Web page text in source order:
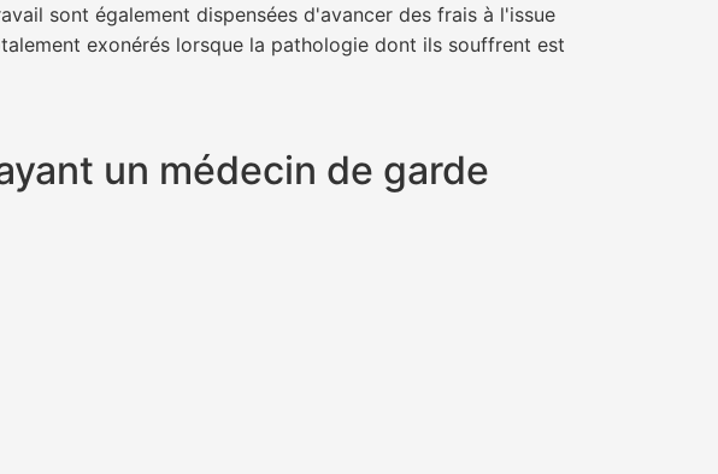
sont également dispensées d'avancer des frais à l'issue
exonérés lorsque la pathologie dont ils souffrent est
un médecin de garde